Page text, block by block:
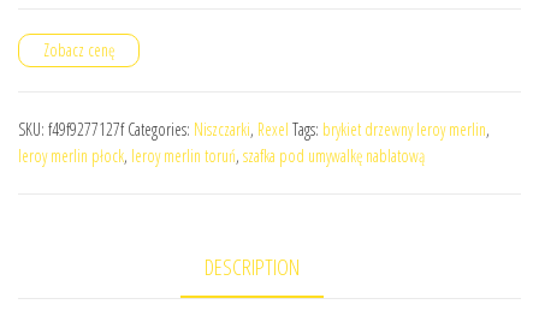
Zobacz cenę
SKU: f49f9277127f Categories: Niszczarki, Rexel Tags: brykiet drzewny leroy merlin,
leroy merlin płock, leroy merlin toruń, szafka pod umywalkę nablatową
DESCRIPTION